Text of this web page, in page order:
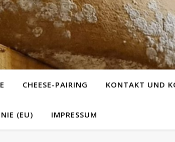
CHEESE-PAIRING KONTAKT UND
(EU) IMPRESSUM